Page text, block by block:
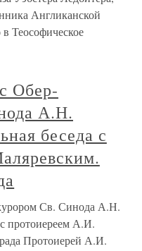
Англиканской
Теософическое
Обер-
А.Н.
беседа с
Св. Синода А.Н.
протоиереем А.И.
Протоиерей А.И.